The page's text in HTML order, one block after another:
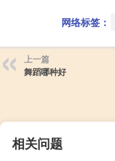
网络标签：
上一篇
舞蹈哪种好
相关问题